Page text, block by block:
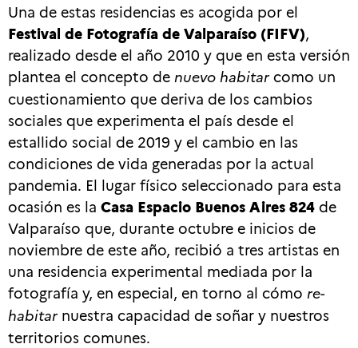
Una de estas residencias es acogida por el
Festival de Fotografía de Valparaíso (FIFV),
realizado desde el año 2010 y que en esta versión
plantea el concepto de nuevo habitarcomo un
cuestionamiento que deriva de los cambios
sociales que experimenta el país desde el
estallido social de 2019 y el cambio en las
condiciones de vida generadas por la actual
pandemia. El lugar físico seleccionado para esta
ocasión es la Casa Espacio Buenos Aires 824 de
Valparaíso que, durante octubre e inicios de
noviembre de este año, recibió a tres artistas en
una residencia experimental mediada por la
fotografía y, en especial, en torno al cómo re-
habitarnuestra capacidad de soñar y nuestros
territorios comunes.